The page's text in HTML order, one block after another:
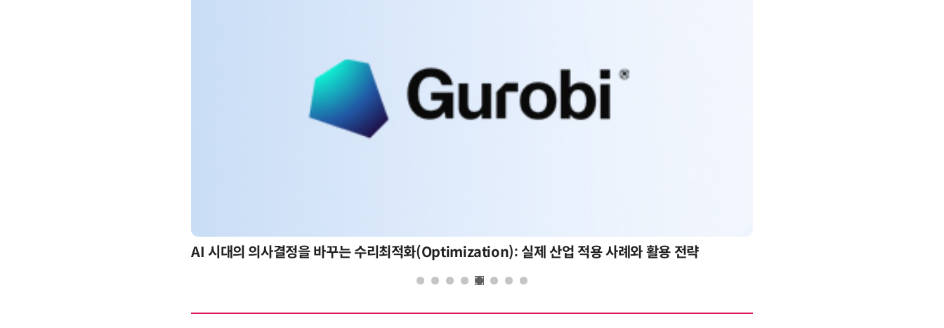
AI 시대의 의사결정을 바꾸는 수리최적화(Optimization): 실제 산업 적용 사례와 활용 전략